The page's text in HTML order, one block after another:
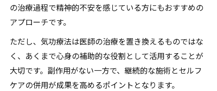
の治療過程で精神的不安を感じている方にもおすすめの
アプローチです。
ただし、気功療法は医師の治療を置き換えるものではな
く、あくまで心身の補助的な役割として活用することが
大切です。副作用がない一方で、継続的な施術とセルフ
ケアの併用が成果を高めるポイントとなります。